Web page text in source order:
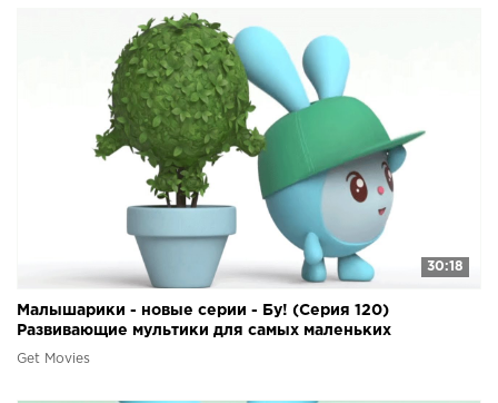
30:18
Малышарики - новые серии - Бу! (Серия 120)
Развивающие мультики для самых маленьких
Get Movies